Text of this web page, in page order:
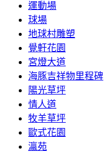
運動場
球場
地球村雕塑
覺軒花園
宮燈大道
海豚吉祥物里程碑
陽光草坪
情人道
牧羊草坪
歐式花園
瀛苑